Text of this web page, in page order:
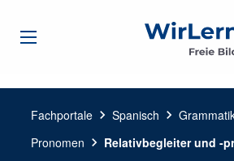
Fachportale chevron_right Spanisch chevron_right
Pronomen chevron_right Relativbegleiter und -